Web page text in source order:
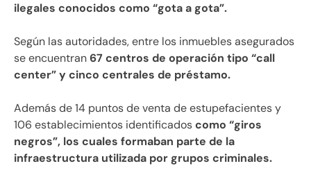
ilegales conocidos como “gota a gota”.
Según las autoridades, entre los inmuebles asegurados
se encuentran67 centros de operación tipo “call
center” y cinco centrales de préstamo.
Además de 14 puntos de venta de estupefacientes y
106 establecimientos identificadoscomo “giros
negros”, los cuales formaban parte de la
infraestructura utilizada por grupos criminales.